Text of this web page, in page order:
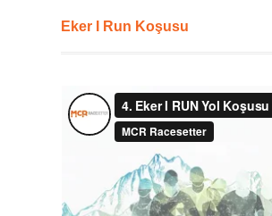
Eker I Run Koşusu